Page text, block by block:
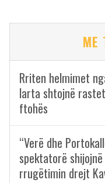
ME
Rriten helmimet
larta shtojnë
ftohës
“Verë dhe
spektatorë
rrugëtimin drejt